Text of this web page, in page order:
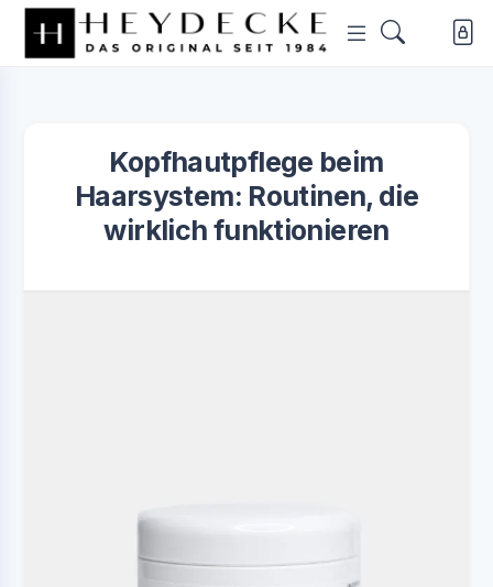
Kopfhautpflege beim
Haarsystem: Routinen, die
wirklich funktionieren